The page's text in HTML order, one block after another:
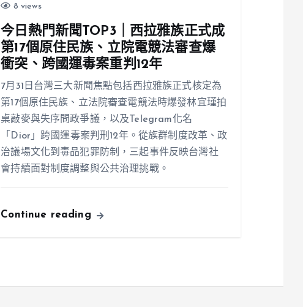
8 views
今日熱門新聞TOP3｜西拉雅族正式成
第17個原住民族、立院電競法審查爆
衝突、跨國運毒案重判12年
7月31日台灣三大新聞焦點包括西拉雅族正式核定為
第17個原住民族、立法院審查電競法時爆發林宜瑾拍
桌敲麥與失序問政爭議，以及Telegram化名
「Dior」跨國運毒案判刑12年。從族群制度改革、政
治議場文化到毒品犯罪防制，三起事件反映台灣社
會持續面對制度調整與公共治理挑戰。
Continue reading